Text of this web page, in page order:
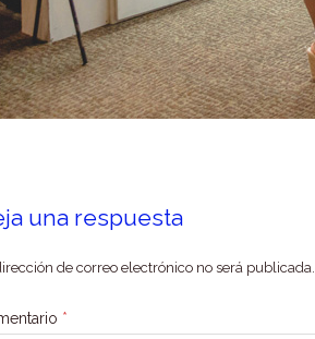
una respuesta
de correo electrónico no será publicada.
*